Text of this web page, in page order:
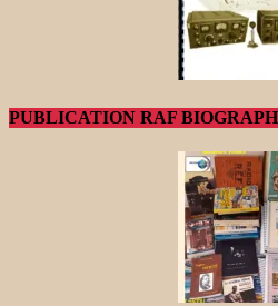
PUBLICATION RAF